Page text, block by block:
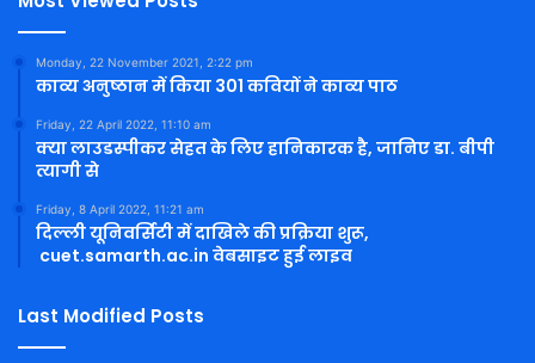
Monday, 22 November 2021, 2:22 pm
काव्य अनुष्ठान में किया 301 कवियों ने काव्य पाठ
Friday, 22 April 2022, 11:10 am
क्या लाउडस्पीकर सेहत के लिए हानिकारक है, जानिए डा. बीपी
त्यागी से
Friday, 8 April 2022, 11:21 am
दिल्ली यूनिवर्सिटी में दाखिले की प्रक्रिया शुरू,
cuet.samarth.ac.in वेबसाइट हुई लाइव
Last Modified Posts